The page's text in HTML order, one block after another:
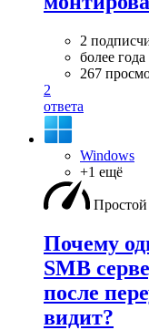
2
более года
267
2
ответа
Windows
+1 ещё
Простой
Почему
SMB
после
видит?